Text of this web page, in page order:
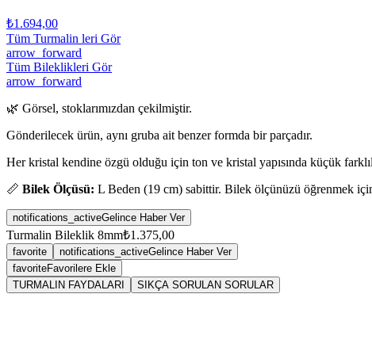
₺1.694,00
Tüm Turmalin leri Gör
arrow_forward
Tüm Bileklikleri Gör
arrow_forward
🌿 Görsel, stoklarımızdan çekilmiştir.
Gönderilecek ürün, aynı gruba ait benzer formda bir parçadır.
Her kristal kendine özgü olduğu için ton ve kristal yapısında küçük
📏 Bilek Ölçüsü: L Beden (19 cm) sabittir. Bilek ölçünüzü öğrenmek
notifications_activeGelince Haber Ver
Turmalin Bileklik 8mm₺1.375,00
favorite notifications_activeGelince Haber Ver
favoriteFavorilere Ekle
TURMALIN FAYDALARI
SIKÇA SORULAN SORULAR